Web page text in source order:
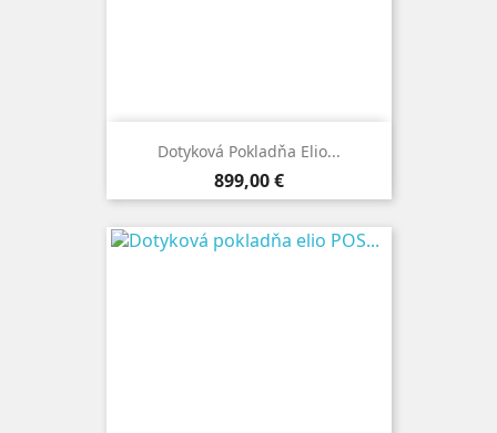
Dotyková Pokladňa Elio...
Cena
899,00 €